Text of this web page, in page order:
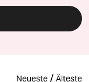
Neueste / Älteste